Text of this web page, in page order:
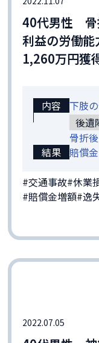
40代男性 骨
利益の労働能
1,260万円獲
内容
下肢
後遺
骨折
結果
賠償
#交通事故#休業
#賠償金増額#逸
2022.07.05